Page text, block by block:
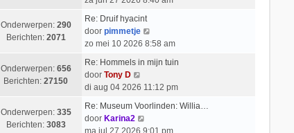
c
h
t
e
r
c
t
b
r
c
k
l
a
a
s
e
b
e
r
i
k
l
a
s
t
Onderwerpen: 290
Berichten: 2071
Re: Druif hyacint
door pimmetje
e
i
k
l
a
zo mei 10 2026 8:58 am
Onderwerpen: 656
Berichten:27150
Re: Hommels in mijn tuin
door Tony D
e
i
j
di aug 04 2026 11:12 pm
Onderwerpen: 335
Berichten: 3083
Re: Museum Voorlinden: Willia…
door Karina2
e
ma jul 27 2026 9:01 pm